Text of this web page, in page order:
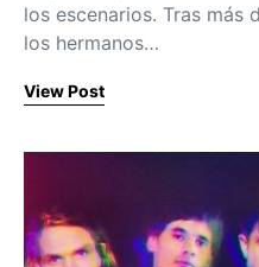
los escenarios. Tras más
los hermanos…
View Post